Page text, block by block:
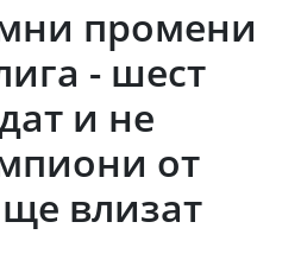
промени
- шест
и не
от
влизат